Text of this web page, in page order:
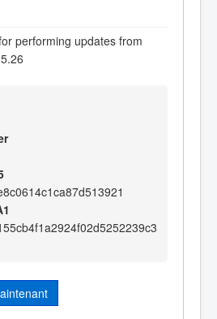
performing updates from